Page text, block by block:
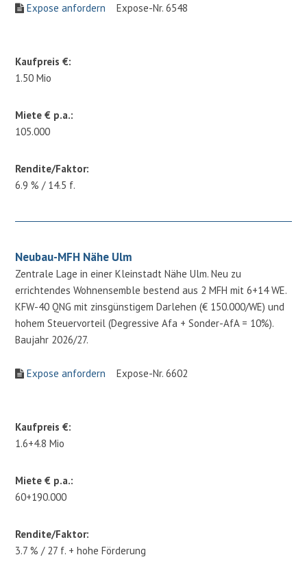
Expose anfordern Expose-Nr. 6548
Kaufpreis €:
1.50 Mio
Miete € p.a.:
105.000
Rendite/Faktor:
6.9 % / 14.5 f.
Neubau-MFH Nähe Ulm
Zentrale Lage in einer Kleinstadt Nähe Ulm. Neu zu
errichtendes Wohnensemble bestend aus 2 MFH mit 6+14 WE.
KFW-40 QNG mit zinsgünstigem Darlehen (€ 150.000/WE) und
hohem Steuervorteil (Degressive Afa + Sonder-AfA = 10%).
Baujahr 2026/27.
Expose anfordern Expose-Nr. 6602
Kaufpreis €:
1.6+4.8 Mio
Miete € p.a.:
60+190.000
Rendite/Faktor:
3.7 % / 27 f. + hohe Förderung